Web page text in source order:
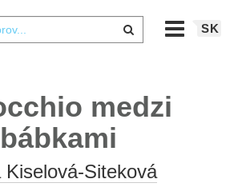
SK
medzi
bábkami
Kiselová-Siteková